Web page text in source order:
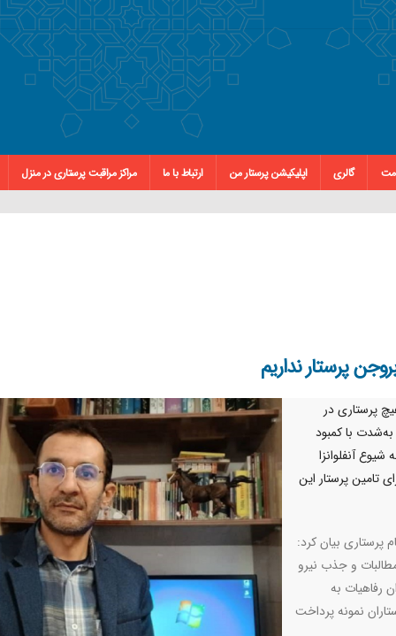
گالری اپلیکیشن پرستار من ارتباط با ما مراکز مراقبت پرستاری در منزل
پرستار نداریم
پرستاری در
با کمبود
آنفلوانزا
تامین پرستار این
پرستاری بیان کرد:
و جذب نیرو
به
نمونه پرداخت